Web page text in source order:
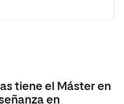
tiene el Máster en
en